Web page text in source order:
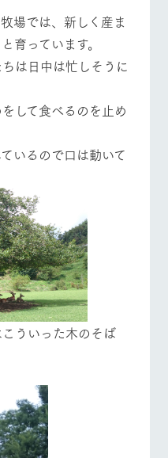
動物とふ
れあう
れて、感じ
学ぶ。館ヶ
かで動物とふ
う
アクティ
ビティ／
ツリーハウスや
ら学べる様々な
ショップ
物
込めて育て
産品をはじ
牧場産の逸
取り揃えた
牧場マッ
ウンロード
/体験 ショップ/お買い物
団体のお客様へ
お問い合わせ
場では、新しく産ま
育っています。
は日中は忙しそうに
して食べるのを止め
いるので口は動いて
ういった木のそば